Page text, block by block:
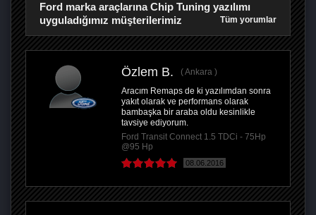
Ford marka araçlarına Chip Tuning yazılımı
uyguladığımız müşterilerimiz
Tüm yorumlar
Özlem B.
Ankara
Aracım Remaps de ki yazılımdan sonra
yakıt olarak ve performans olarak
bambaşka bir araba oldu kesinlikle
tavsiye ediyorum.
Ford Transit Connect 1.5 TDCi - 75Hp
@95 Hp
08.06.2016